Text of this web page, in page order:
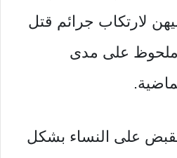
لارتكاب جرائم قتل
على مدى
على النساء بشكل